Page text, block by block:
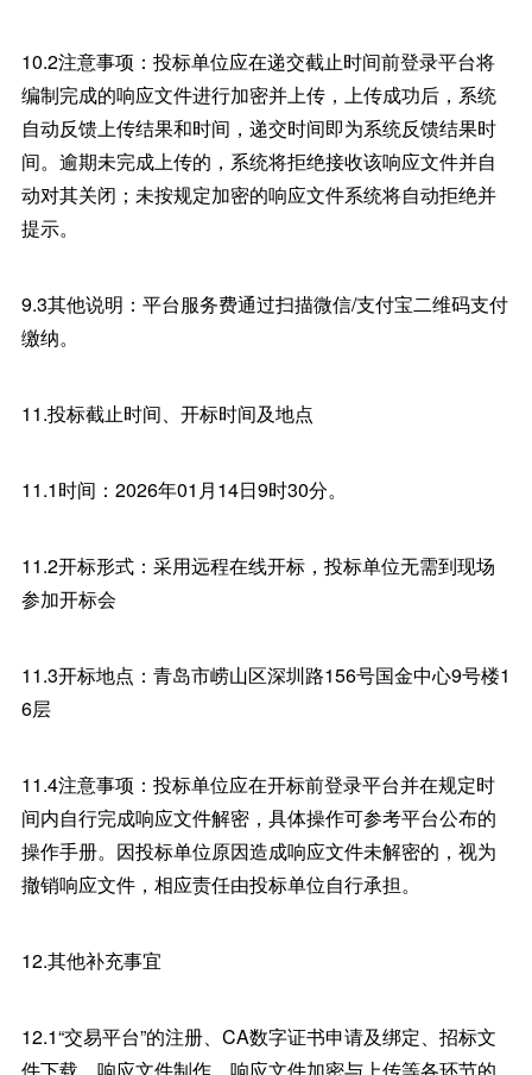
10.2注意事项：投标单位应在递交截止时间前登录平台将
编制完成的响应文件进行加密并上传，上传成功后，系统
自动反馈上传结果和时间，递交时间即为系统反馈结果时
间。逾期未完成上传的，系统将拒绝接收该响应文件并自
动对其关闭；未按规定加密的响应文件系统将自动拒绝并
提示。
9.3其他说明：平台服务费通过扫描微信/支付宝二维码支付
缴纳。
11.投标截止时间、开标时间及地点
11.1时间：2026年01月14日9时30分。
11.2开标形式：采用远程在线开标，投标单位无需到现场
参加开标会
11.3开标地点：青岛市崂山区深圳路156号国金中心9号楼1
6层
11.4注意事项：投标单位应在开标前登录平台并在规定时
间内自行完成响应文件解密，具体操作可参考平台公布的
操作手册。因投标单位原因造成响应文件未解密的，视为
撤销响应文件，相应责任由投标单位自行承担。
12.其他补充事宜
12.1“交易平台”的注册、CA数字证书申请及绑定、招标文